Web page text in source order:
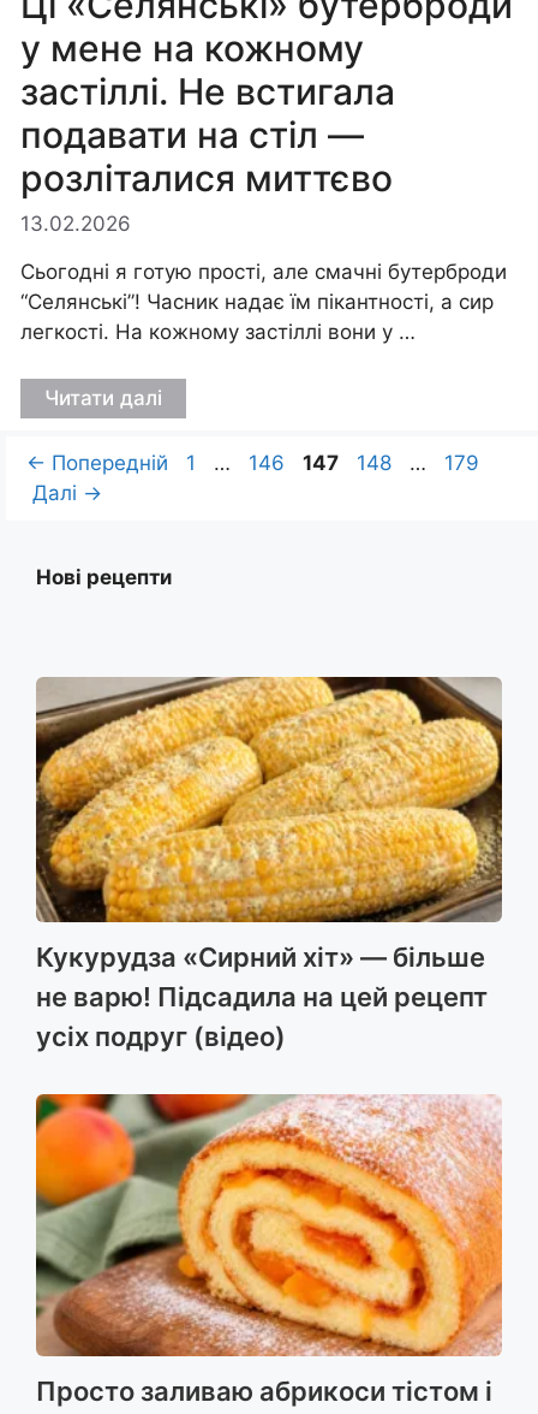
у мене на кожному
застіллі. Не встигала
подавати на стіл —
розліталися миттєво
13.02.2026
Сьогодні я готую прості, але смачні бутерброди
“Селянські”! Часник надає їм пікантності, а сир
легкості. На кожному застіллі вони у …
Читати далі
← Попередній Сторінка
1 … Сторінка
146 Сторінка
147 Сторінка
148 … Сторінка
179
Далі →
Нові рецепти
Кукурудза «Сирний хіт» — більше
не варю! Підсадила на цей рецепт
усіх подруг (відео)
Просто заливаю абрикоси тістом і